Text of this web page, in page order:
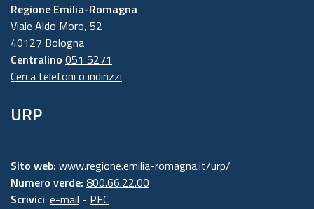
Regione Emilia-Romagna
Viale Aldo Moro, 52
40127 Bologna
Centralino 051 5271
Cerca telefoni o indirizzi
URP
Sito web: www.regione.emilia-romagna.it/urp/
Numero verde: 800.66.22.00
Scrivici: e-mail - PEC